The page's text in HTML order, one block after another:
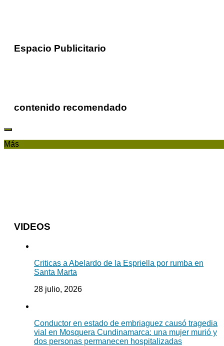
Espacio Publicitario
contenido recomendado
Más
VIDEOS
Criticas a Abelardo de la Espriella por rumba en
Santa Marta
28 julio, 2026
Conductor en estado de embriaguez causó tragedia
vial en Mosquera Cundinamarca: una mujer murió y
dos personas permanecen hospitalizadas